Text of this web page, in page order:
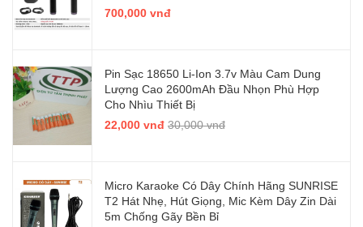
700,000 vnđ
Pin Sạc 18650 Li-Ion 3.7v Màu Cam Dung
Lượng Cao 2600mAh Đầu Nhọn Phù Hợp
Cho Nhìu Thiết Bị
22,000 vnđ 30,000 vnđ
Micro Karaoke Có Dây Chính Hãng SUNRISE
T2 Hát Nhẹ, Hút Giọng, Mic Kèm Dây Zin Dài
5m Chống Gãy Bền Bỉ